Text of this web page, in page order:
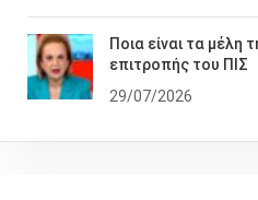
Ποια είναι τα μέλη
επιτροπής του ΠΙΣ
29/07/2026